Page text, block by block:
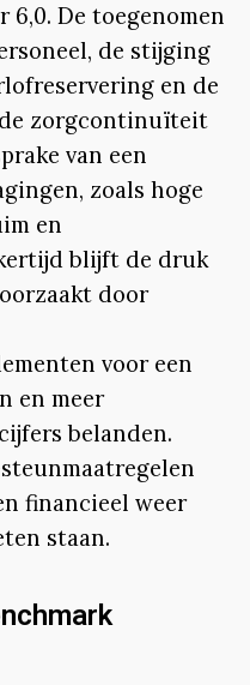
6,0. De toegenomen
de stijging
en de
zorgcontinuïteit
van een
zoals hoge
en
blijft de druk
door
voor een
en meer
belanden.
financieel weer
staan.